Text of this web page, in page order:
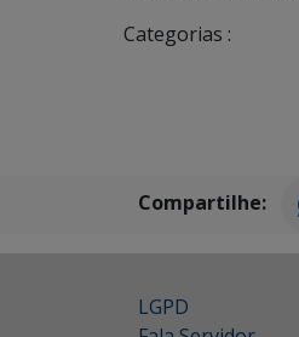
Categorias :
Compartilhe:
LGPD